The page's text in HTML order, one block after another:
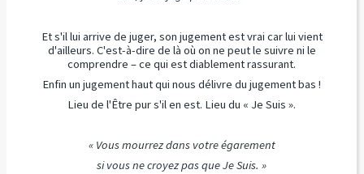
Et s'il lui arrive de juger, son jugement est vrai car lui vient
d'ailleurs. C'est-à-dire de là où on ne peut le suivre ni le
comprendre – ce qui est diablement rassurant.
Enfin un jugement haut qui nous délivre du jugement bas !
Lieu de l'Être pur s'il en est. Lieu du « Je Suis ».
« Vous mourrez dans votre égarement
si vous ne croyez pas que Je Suis. »